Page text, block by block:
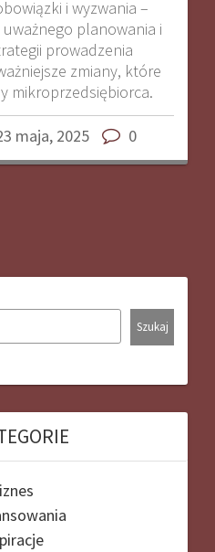
i wyzwania –
planowania i
prowadzenia
zmiany, które
mikroprzedsiębiorca.
maja, 2025 0
Szukaj